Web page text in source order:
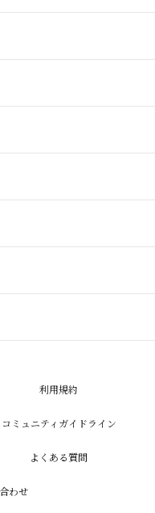
利用規約
コミュニティガイドライン
よくある質問
わせ